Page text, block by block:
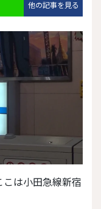
他の記事を見る